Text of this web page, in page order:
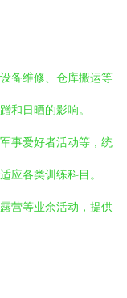
备维修、仓库搬运等
和日晒的影响。
事爱好者活动等，统
应各类训练科目。
营等业余活动，提供